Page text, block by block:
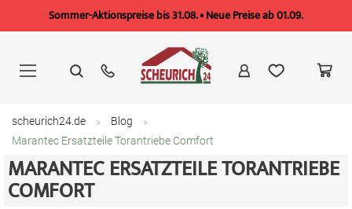
Sommer-Aktionspreise bis 31.08. • Neue Preise ab 01.09.
springen
scheurich24.de
Blog
Marantec Ersatzteile Torantriebe Comfort
MARANTEC ERSATZTEILE TORANTRIEBE
COMFORT